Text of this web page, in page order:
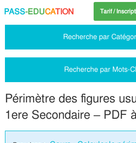
PASS-EDUCATION Tarif /
Recherche par
Recherche par Mots-
Périmètre des figures
1ere Secondaire – PDF